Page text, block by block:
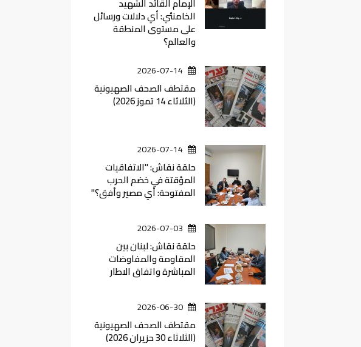
الخامنئي: أي دلالات ورسائل
على مستوى المنطقة
والعالم؟
2026-07-14
مقتطف الصحف الصهيونية
(الثلاثاء 14 تموز 2026)
2026-07-14
حلقة نقاش: "الاتفاقيات
المؤقتة في خضم الحرب
المفتوحة: أي مصير وأفق؟"
2026-07-03
حلقة نقاش: لبنان بين
المقاومة والمفاوضات
المباشرة واتفاق الاطار
2026-06-30
مقتطف الصحف الصهيونية
(الثلاثاء 30 حزيران 2026)